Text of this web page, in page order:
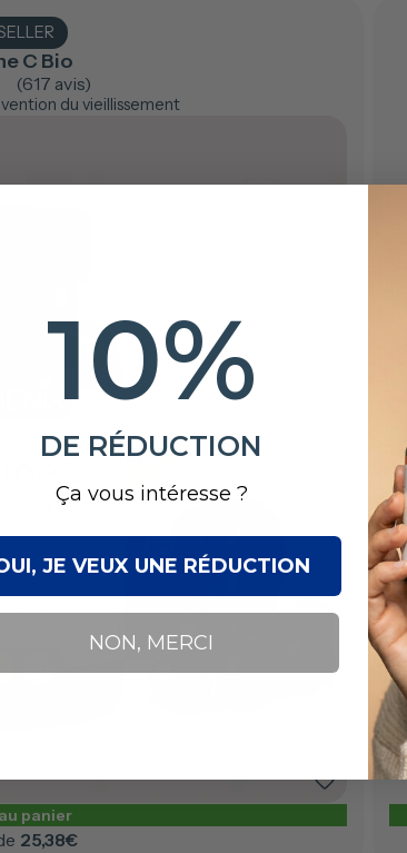
C Bio
(617 avis)
du vieillissement
panier
25,38€
10%
DE RÉDUCTION
Ça vous intéresse ?
JE VEUX UNE RÉDUCTION
NON, MERCI